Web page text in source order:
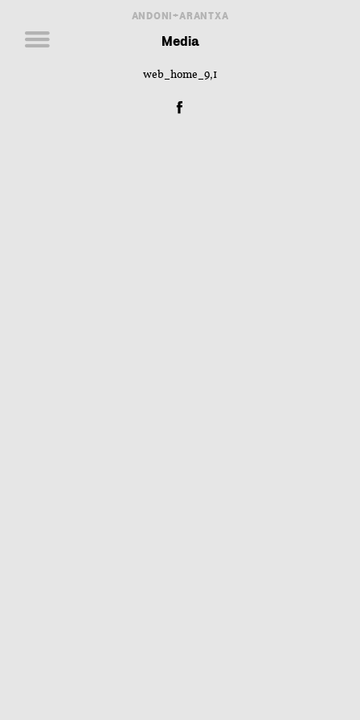
ANDONI+ARANTXA
Media
web_home_9,1